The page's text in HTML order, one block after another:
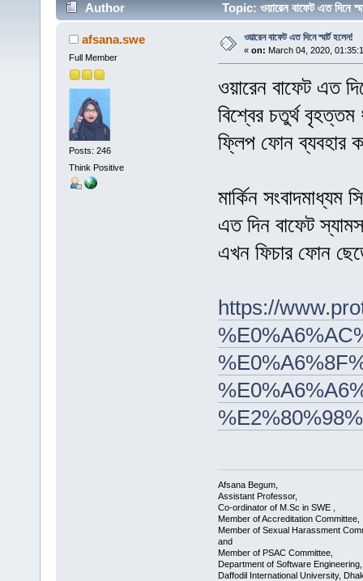
Author Topic: ওয়ারেন বাফেট এত
afsana.swe
Full Member
Posts: 246
Think Positive
ওয়ারেন বাফেট এত দিনে স্মার্ট হলেন!
« on: March 04, 2020,
ওয়ারেন বাফেট এত
বিশ্বের চতুর্থ
ফ্লিপ ফোন ব্যবহার
মার্কিন সংবাদমাধ্যম
এত দিন বাফেট
এখন ফিচার ফোন
https://
Afsana Begum,
Assistant Professor,
Co-ordinator of M.Sc in SWE ,
Member of Accreditation Committee,
Member of Sexual Harassment
and
Member of PSAC Committee,
Department of Software Engineering,
Daffodil International University,